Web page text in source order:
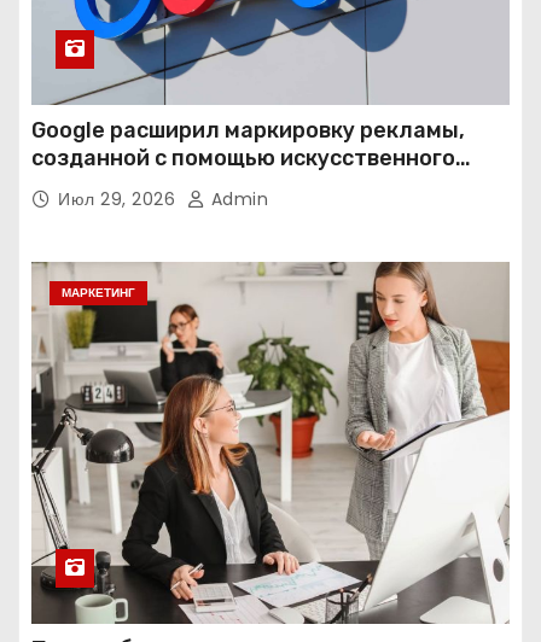
Google расширил маркировку рекламы,
созданной с помощью искусственного
интеллекта
Июл 29, 2026 Admin
МАРКЕТИНГ